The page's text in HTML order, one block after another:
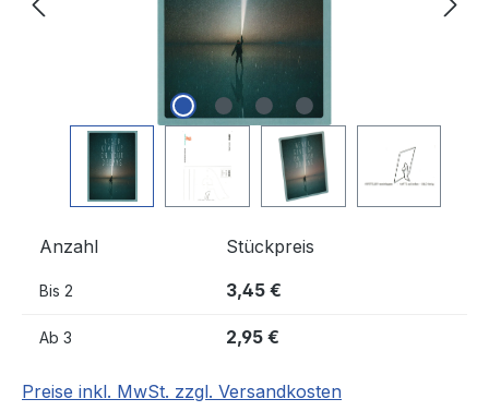
Anzahl Stückpreis
Bis 2 3,45 €
Ab 3 2,95 €
Preise inkl. MwSt. zzgl. Versandkosten